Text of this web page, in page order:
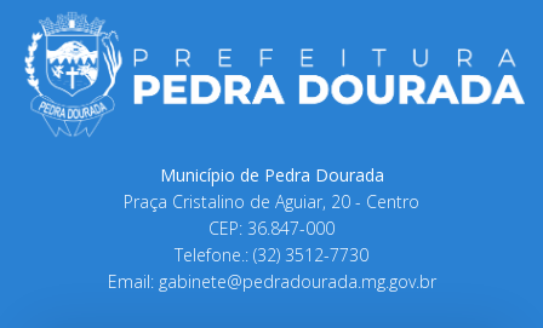
Município de Pedra Dourada
Praça Cristalino de Aguiar, 20 - Centro
CEP: 36.847-000
Telefone.: (32) 3512-7730
Email: gabinete@pedradourada.mg.gov.br